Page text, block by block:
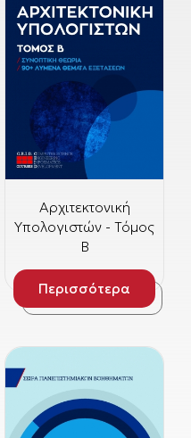
Αρχιτεκτονική
Υπολογιστών - Τόμος
Β
Περισσότερα